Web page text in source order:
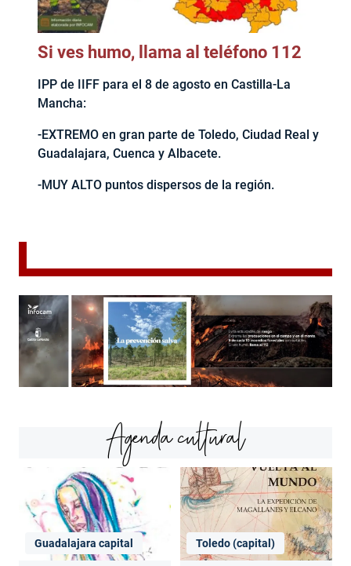
Si ves humo, llama al teléfono 112
IPP de IIFF para el 8 de agosto en Castilla-La
Mancha:
-EXTREMO en gran parte de Toledo, Ciudad Real y
Guadalajara, Cuenca y Albacete.
-MUY ALTO puntos dispersos de la región.
Agenda cultural
Guadalajara capital Toledo (capital)